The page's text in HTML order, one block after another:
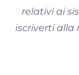
relativi ai
iscriverti alla